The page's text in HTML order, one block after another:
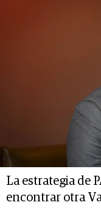
La estrategia de
encontrar otra